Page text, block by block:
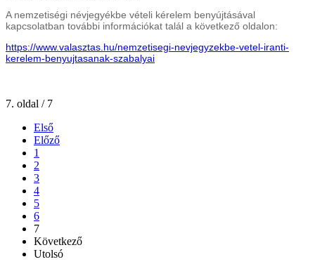
A nemzetiségi névjegyékbe vételi kérelem benyújtásával
kapcsolatban további információkat talál a következő oldalon:
https://www.valasztas.hu/nemzetisegi-nevjegyzekbe-vetel-iranti-
kerelem-benyujtasanak-szabalyai
7. oldal / 7
Első
Előző
1
2
3
4
5
6
7
Következő
Utolsó